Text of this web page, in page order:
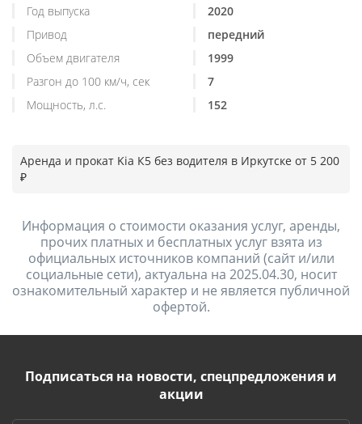
Год выпуска
2020
Привод
передний
Объем двигателя
1999
Разгон до 100 км/ч, сек
7
Мощность, л.с.
152
Аренда и прокат Kia К5 без водителя в Иркутске от 5 200
₽
Информация о стоимости оказания услуг, аренды,
прочих платных и бесплатных услуг взята из
официальных источников компаний (сайт и/или
социальные сети), актуальна на 2025.04.30, носит
ознакомительный характер и не является публичной
офертой.
Подписаться на новости, спецпредложения и
акции